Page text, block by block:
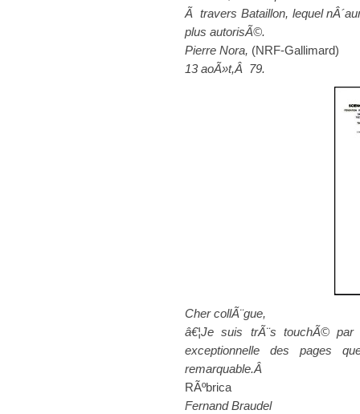
Ã travers Bataillon, lequel
plus autorisÃ©.
Pierre Nora, (NRF-Gallimard)
13 aoÃ»t,Â 79.
Cher collÃ¨gue,
â€¦Je suis trÃ¨s touchÃ©
exceptionnelle des pages
remarquable.Â
RÃºbrica
Fernand Braudel